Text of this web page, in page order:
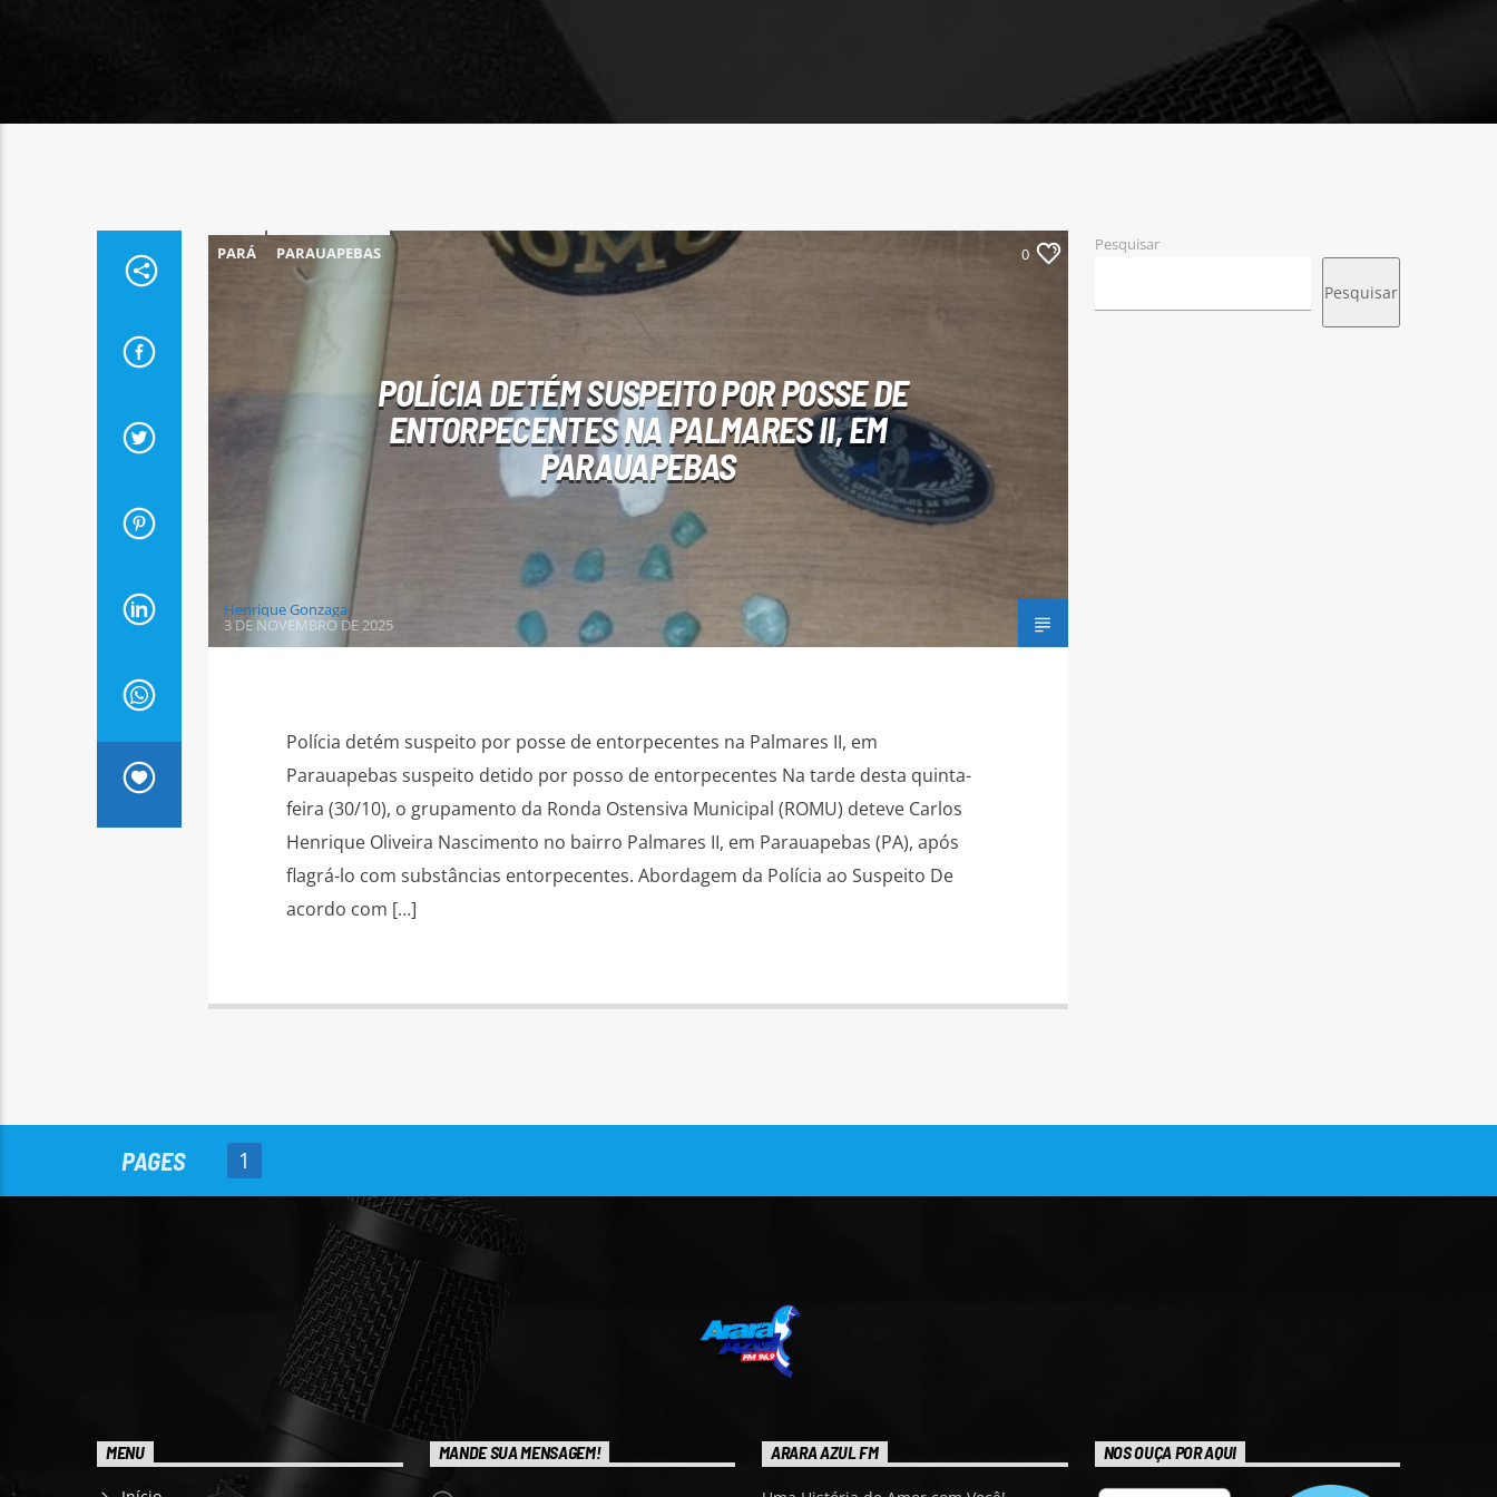
PARÁ PARAUAPEBAS 0
POLÍCIA DETÉM SUSPEITO POR POSSE DE
ENTORPECENTES NA PALMARES II, EM
PARAUAPEBAS
Henrique Gonzaga
3 DE NOVEMBRO DE 2025
Polícia detém suspeito por posse de entorpecentes na Palmares II, em
Parauapebas suspeito detido por posso de entorpecentes Na tarde desta quinta-
feira (30/10), o grupamento da Ronda Ostensiva Municipal (ROMU) deteve Carlos
Henrique Oliveira Nascimento no bairro Palmares II, em Parauapebas (PA), após
flagrá-lo com substâncias entorpecentes. Abordagem da Polícia ao Suspeito De
acordo com […]
Pesquisar
Pesquisar
PAGES 1
MENU MANDE SUA MENSAGEM! ARARA AZUL FM NOS OUÇA POR AQUI